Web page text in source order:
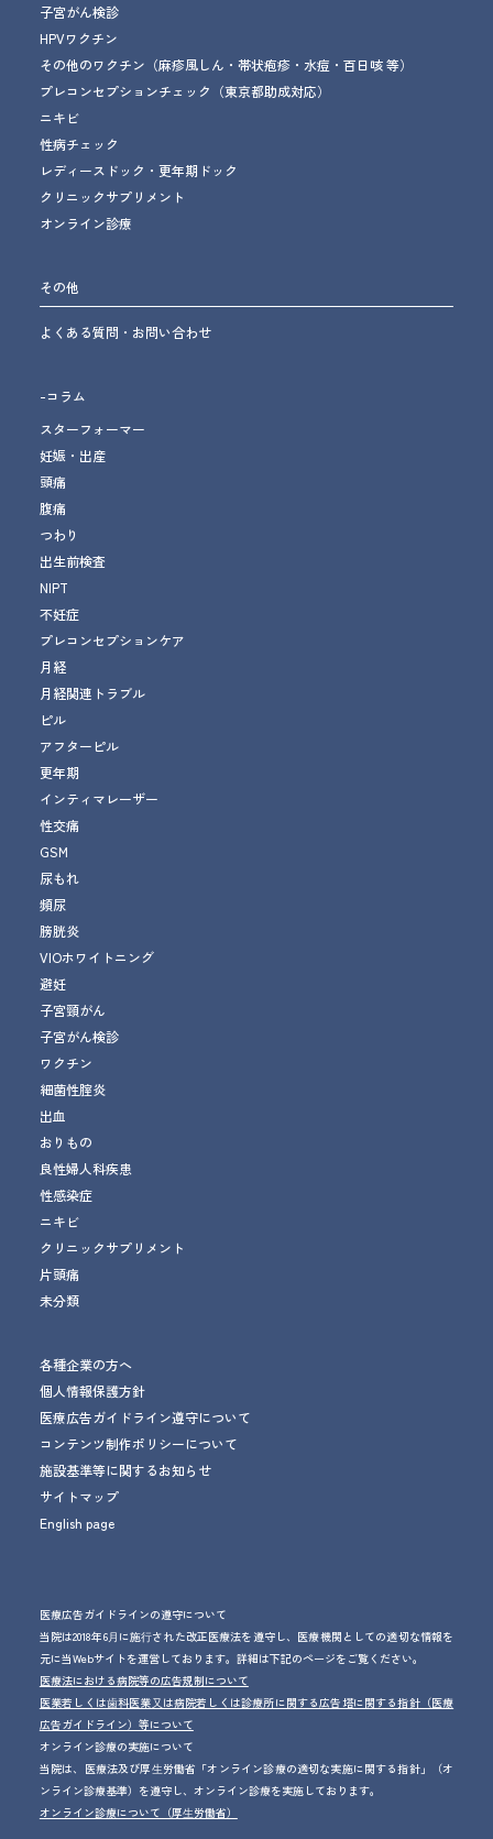
子宮がん検診
HPVワクチン
その他のワクチン （麻疹風しん・帯状疱疹・水痘・百日咳 等）
プレコンセプションチェック （東京都助成対応）
ニキビ
性病チェック
レディースドック・更年期ドック
クリニックサプリメント
オンライン診療
その他
よくある質問・お問い合わせ
-コラム
スターフォーマー
妊娠・出産
頭痛
腹痛
つわり
出生前検査
NIPT
不妊症
プレコンセプションケア
月経
月経関連トラブル
ピル
アフターピル
更年期
インティマレーザー
性交痛
GSM
尿もれ
頻尿
膀胱炎
VIOホワイトニング
避妊
子宮頸がん
子宮がん検診
ワクチン
細菌性腟炎
出血
おりもの
良性婦人科疾患
性感染症
ニキビ
クリニックサプリメント
片頭痛
未分類
各種企業の方へ
個人情報保護方針
医療広告ガイドライン遵守について
コンテンツ制作ポリシーについて
施設基準等に関するお知らせ
サイトマップ
English page
医療広告ガイドラインの遵守について
当院は2018年6⽉に施⾏された改正医療法を遵守し、医療機関としての適切な情報を
元に当Webサイトを運営しております。詳細は下記のページをご覧ください。
医療法における病院等の広告規制について
医業若しくは⻭科医業⼜は病院若しくは診療所に関する広告塔に関する指針（医療
広告ガイドライン）等について
オンライン診療の実施について
当院は、医療法及び厚⽣労働省「オンライン診療の適切な実施に関する指針」（オ
ンライン診療基準）を遵守し、オンライン診療を実施しております。
オンライン診療について（厚⽣労働省）